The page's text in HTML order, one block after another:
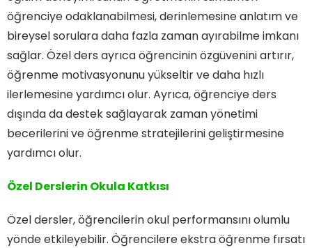
öğrenciye odaklanabilmesi, derinlemesine anlatım ve
bireysel sorulara daha fazla zaman ayırabilme imkanı
sağlar. Özel ders ayrıca öğrencinin özgüvenini artırır,
öğrenme motivasyonunu yükseltir ve daha hızlı
ilerlemesine yardımcı olur. Ayrıca, öğrenciye ders
dışında da destek sağlayarak zaman yönetimi
becerilerini ve öğrenme stratejilerini geliştirmesine
yardımcı olur.
Özel Derslerin Okula Katkısı
Özel dersler, öğrencilerin okul performansını olumlu
yönde etkileyebilir. Öğrencilere ekstra öğrenme fırsatı